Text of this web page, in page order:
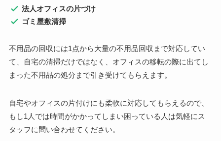
法人オフィスの片づけ
ゴミ屋敷清掃
不用品の回収には1点から大量の不用品回収まで対応してい
て、自宅の清掃だけではなく、オフィスの移転の際に出てし
まった不用品の処分まで引き受けてもらえます。
自宅やオフィスの片付けにも柔軟に対応してもらえるので、
もし1人では時間がかかってしまい困っている人は気軽にス
タッフに問い合わせてください。